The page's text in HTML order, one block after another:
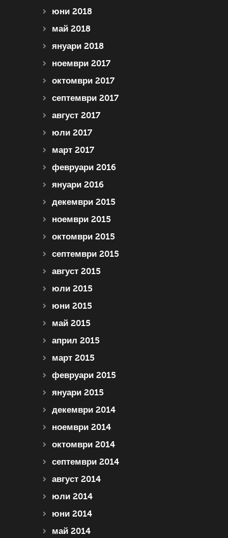
юни 2018
май 2018
януари 2018
ноември 2017
октомври 2017
септември 2017
август 2017
юли 2017
март 2017
февруари 2016
януари 2016
декември 2015
ноември 2015
октомври 2015
септември 2015
август 2015
юли 2015
юни 2015
май 2015
април 2015
март 2015
февруари 2015
януари 2015
декември 2014
ноември 2014
октомври 2014
септември 2014
август 2014
юли 2014
юни 2014
май 2014